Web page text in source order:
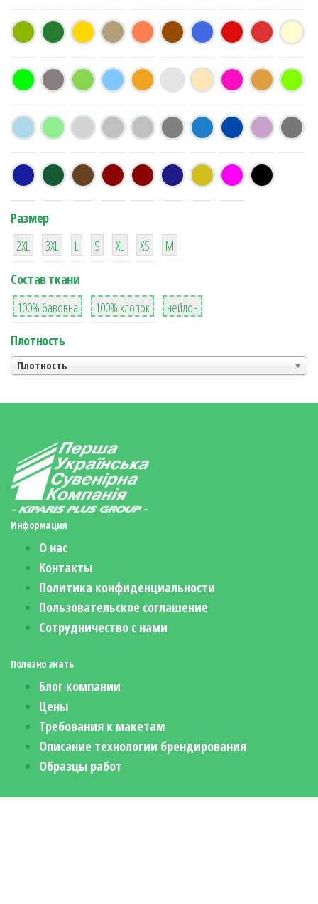
Размер
38
2XL
16
3XL
42
L
42
S
42
XL XS
М
Состав ткани
8
100% бавовна
36
100% хлопок
2
нейлон
Плотность
Плотность
Информация
О нас
Контакты
Политика конфиденциальности
Пользовательское соглашение
Сотрудничество с нами
Полезно знать
Блог компании
Цены
Требования к макетам
Описание технологии брендирования
Образцы работ